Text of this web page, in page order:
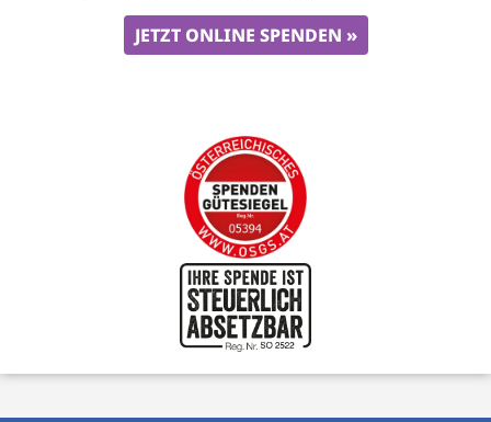
JETZT ONLINE SPENDEN »